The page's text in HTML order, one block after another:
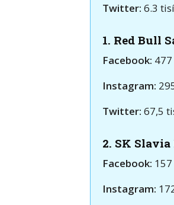
Twitter: 6.3
1. Red Bull
Facebook:
Instagram:
Twitter: 67,5
2. SK
Facebook:
Instagram: